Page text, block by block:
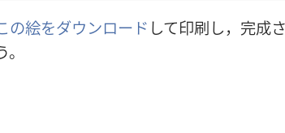
の絵をダウンロード して印刷し，完成
。